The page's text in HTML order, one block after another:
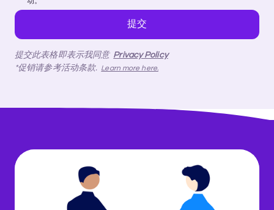
提交此表格即表示我同意 Privacy Policy
*促销请参考活动条款. Learn more here.